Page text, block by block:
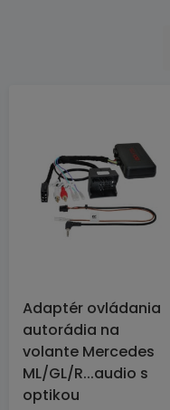
Adaptér ovládania
autorádia na
volante Mercedes
ML/GL/R...audio s
optikou